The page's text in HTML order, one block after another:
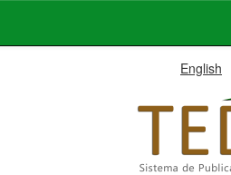
English